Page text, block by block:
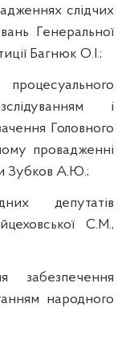
слідчих
Генеральної
Багнюк О.І.;
і
Головного
провадженні
Зубков А.Ю.;
депутатів
С.М.,
забезпечення
народного